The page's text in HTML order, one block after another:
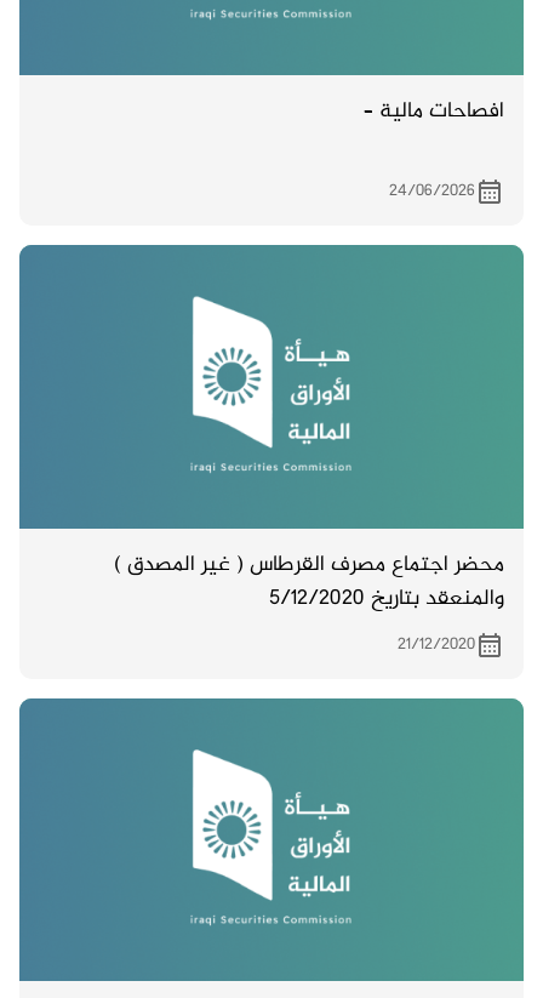
افصاحات مالية –
24/06/2026
محضر اجتماع مصرف القرطاس ( غير المصدق )
والمنعقد بتاريخ 5/12/2020
21/12/2020